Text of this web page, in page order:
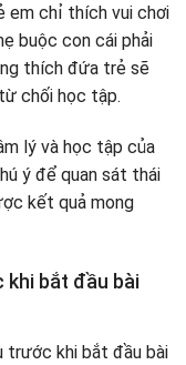
em chỉ thích vui chơi
buộc con cái phải
thích đứa trẻ sẽ
chối học tập.
lý và học tập của
ý để quan sát thái
kết quả mong
khi bắt đầu bài
trước khi bắt đầu bài